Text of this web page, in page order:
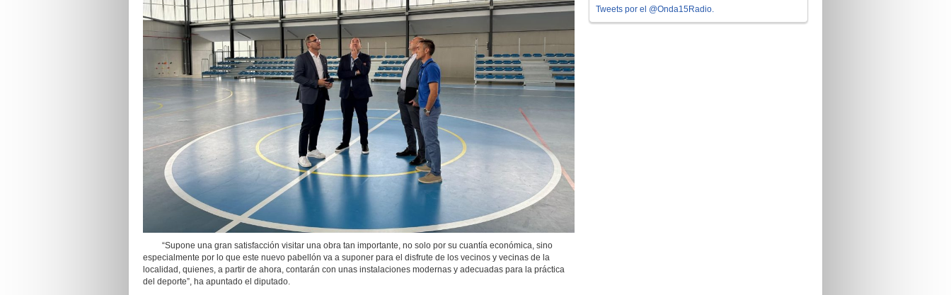
“Supone una gran satisfacción visitar una obra tan importante, no solo por su cuantía económica, sino
especialmente por lo que este nuevo pabellón va a suponer para el disfrute de los vecinos y vecinas de la
localidad, quienes, a partir de ahora, contarán con unas instalaciones modernas y adecuadas para la práctica
del deporte”, ha apuntado el diputado.
Tweets por el @Onda15Radio.